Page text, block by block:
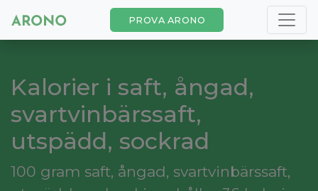
PROVA ARONO
Kalorier i saft, ångad,
svartvinbärssaft,
utspädd, sockrad
100 gram saft, ångad, svartvinbärssaft,